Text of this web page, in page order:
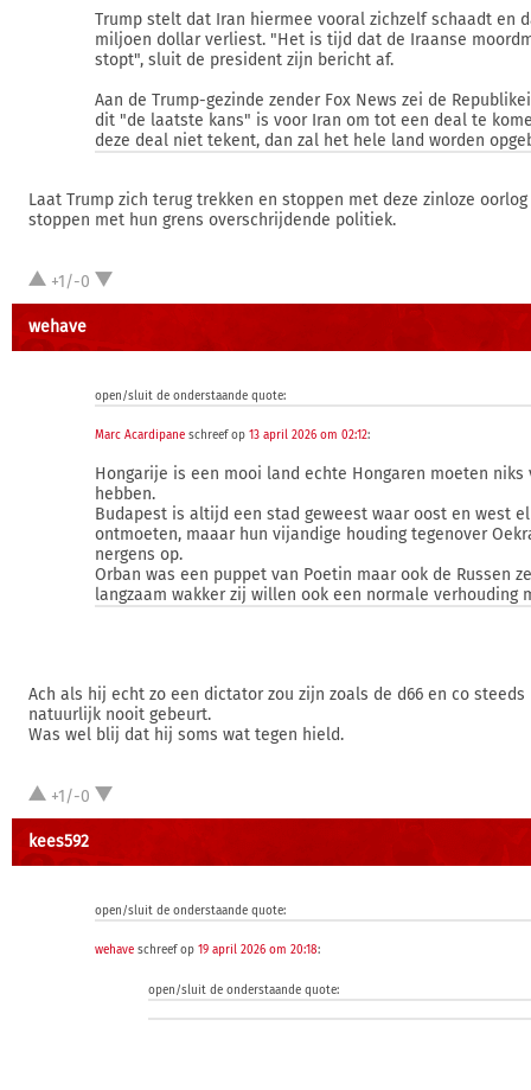
Trump stelt dat Iran hiermee vooral zichzelf schaadt en
miljoen dollar verliest. "Het is tijd dat de Iraanse
stopt", sluit de president zijn bericht af.
Aan de Trump-gezinde zender Fox News zei de
dit "de laatste kans" is voor Iran om tot een deal te
deze deal niet tekent, dan zal het hele land worden
Laat Trump zich terug trekken en stoppen met deze zinloze
stoppen met hun grens overschrijdende politiek.
+1/-0
wehave
open/sluit de onderstaande quote:
Marc Acardipane schreef op 13 april 2026 om 02:12:
Hongarije is een mooi land echte Hongaren moeten niks
hebben.
Budapest is altijd een stad geweest waar oost en west
ontmoeten, maaar hun vijandige houding tegenover
nergens op.
Orban was een puppet van Poetin maar ook de Russen
langzaam wakker zij willen ook een normale verhouding
Ach als hij echt zo een dictator zou zijn zoals de d66 en co
natuurlijk nooit gebeurt.
Was wel blij dat hij soms wat tegen hield.
+1/-0
kees592
open/sluit de onderstaande quote:
wehave schreef op 19 april 2026 om 20:18:
open/sluit de onderstaande quote: